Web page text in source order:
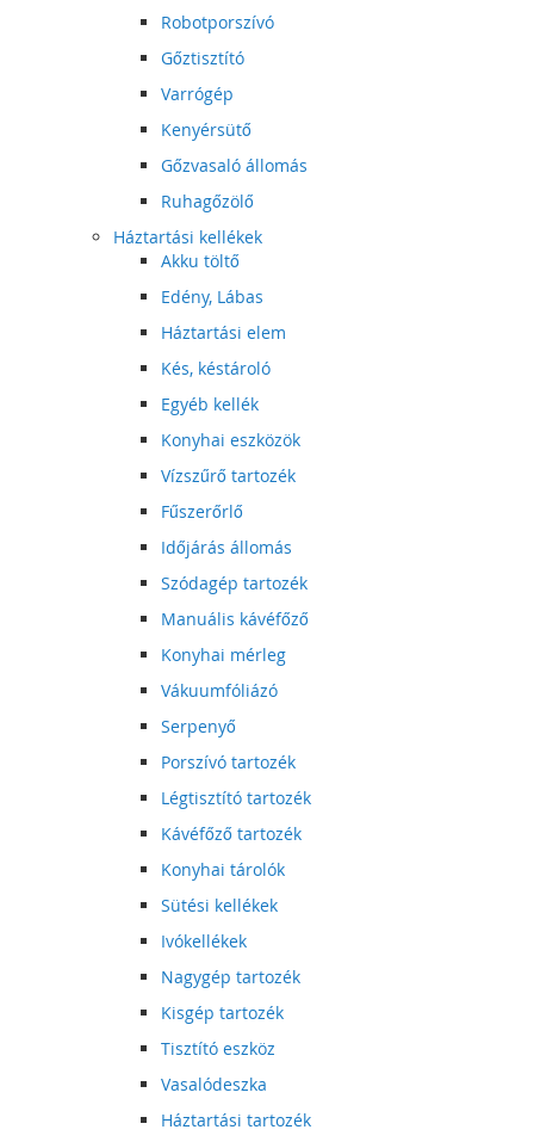
Robotporszívó
Gőztisztító
Varrógép
Kenyérsütő
Gőzvasaló állomás
Ruhagőzölő
Háztartási kellékek
Akku töltő
Edény, Lábas
Háztartási elem
Kés, késtároló
Egyéb kellék
Konyhai eszközök
Vízszűrő tartozék
Fűszerőrlő
Időjárás állomás
Szódagép tartozék
Manuális kávéfőző
Konyhai mérleg
Vákuumfóliázó
Serpenyő
Porszívó tartozék
Légtisztító tartozék
Kávéfőző tartozék
Konyhai tárolók
Sütési kellékek
Ivókellékek
Nagygép tartozék
Kisgép tartozék
Tisztító eszköz
Vasalódeszka
Háztartási tartozék